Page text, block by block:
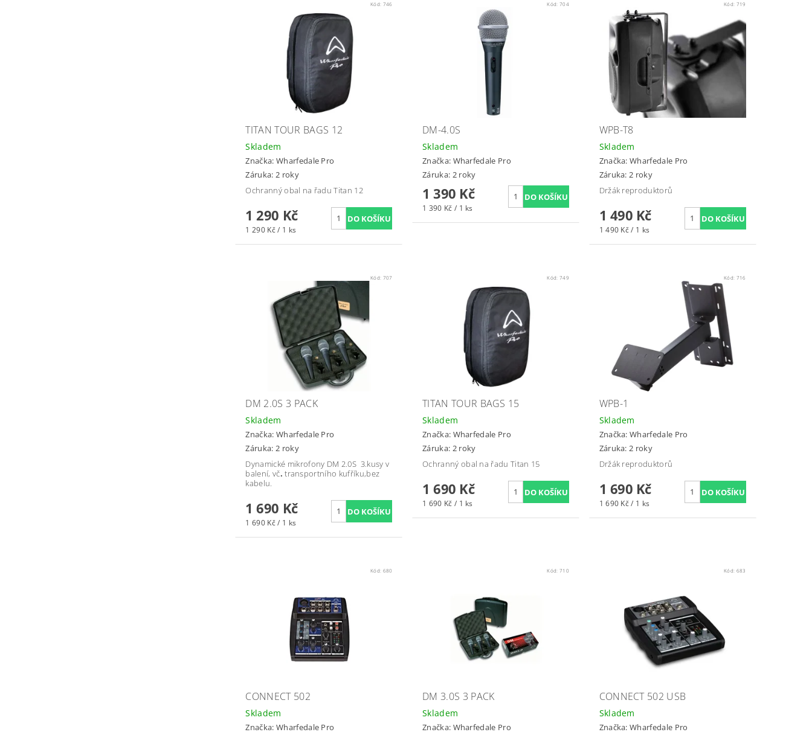
Kód: 746
TITAN TOUR BAGS 12
Skladem
Značka: Wharfedale Pro
Záruka: 2 roky
Ochranný obal na řadu Titan 12
1 290 Kč
1 290 Kč / 1 ks
Kód:704
DM-4.0S
Skladem
Značka: Wharfedale Pro
Záruka: 2 roky
1 390 Kč
1 390 Kč / 1 ks
Kód: 719
WPB-T8
Skladem
Značka:Wharfedale Pro
Záruka: 2 roky
Držák reproduktorů
1 490 Kč
1 490 Kč / 1 ks
Kód: 707
DM 2.0S 3 PACK
Skladem
Značka: Wharfedale Pro
Záruka: 2 roky
Dynamické mikrofony DM 2.0S 3.kusy v
balení, vč.transportního kufříku,bez
kabelu.
1 690 Kč
1 690 Kč / 1 ks
Kód:749
TITAN TOUR BAGS 15
Skladem
Značka: Wharfedale Pro
Záruka: 2 roky
Ochranný obal na řadu Titan 15
1 690 Kč
1 690 Kč / 1 ks
Kód: 716
WPB-1
Skladem
Značka:Wharfedale Pro
Záruka: 2 roky
Držák reproduktorů
1 690 Kč
1 690 Kč / 1 ks
Kód: 680
CONNECT 502
Skladem
Značka: Wharfedale Pro
Kód:710
DM 3.0S 3 PACK
Skladem
Značka: Wharfedale Pro
Kód: 683
CONNECT 502 USB
Skladem
Značka:Wharfedale Pro